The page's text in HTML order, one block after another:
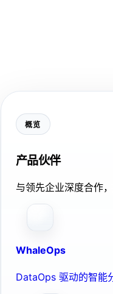
概览
产品伙伴
与领先企业深度合作
WhaleOps
DataOps 驱动的智能